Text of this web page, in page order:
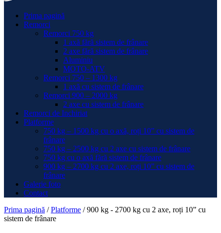
Prima pagină
Remorci
Remorci 750 kg
1 axă fără sistem de frânare
2 axe fără sistem de frânare
Aluminiu
MOTO-ATV
Remorci 750 – 1300 kg
1 axă cu sistem de frânare
Remorci 900 – 2000 kg
2 axe cu sistem de frânare
Remorci de Inchiriat
Platforme
750 kg – 1500 kg cu o axă, roți 10” cu sistem de
frânare
750 kg – 2500 kg cu 2 axe cu sistem de frânare
750 kg cu o axă fără sistem de frânare
900 kg – 2700 kg cu 2 axe, roți 10” cu sistem de
frânare
Galerie foto
Contact
Prima pagină / Platforme /900 kg - 2700 kg cu 2 axe, roți 10” cu
sistem de frânare